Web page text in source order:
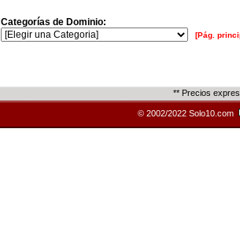
Categorías de Dominio:
[Pág.
** Precios
© 2002/2022 Solo10.com